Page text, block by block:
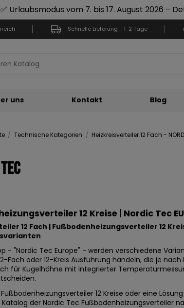
✅ Urlaubsmodus vom 7. bis 17. August 2026 –
Schnelle Lieferung - 1-2 Tage
uns Kontakt Blog
Technische Kategorien Heizkreisverteiler 12 Fach -
12 Kreise | Nordic Tec EU
12 Fach | Fußbodenheizungsverteiler 12
- "Nordic Tec Europe" - werden verschiedene
Fach oder 12-Kreis Ausführung handeln, die je
für Kugelhähne mit integrierter
Fußbodenheizungsverteiler 12 Kreise oder eine
der Nordic Tec Fußbodenheizungsverteiler